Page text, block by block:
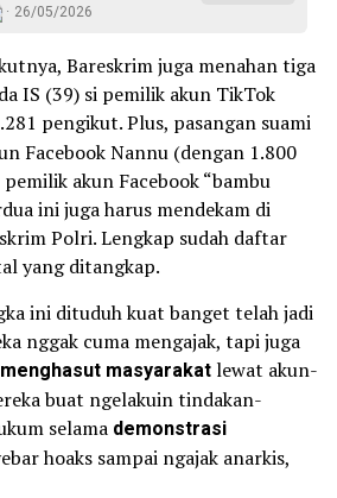
26/05/2026
Bareskrim juga menahan tiga
IS (39) si pemilik akun TikTok
pengikut. Plus, pasangan suami
Facebook Nannu (dengan 1.800
akun Facebook “bambu
ini juga harus mendekam di
Polri. Lengkap sudah daftar
yang ditangkap.
ini dituduh kuat banget telah jadi
nggak cuma mengajak, tapi juga
masyarakatlewat akun-
buat ngelakuin tindakan-
selama demonstrasi
hoaks sampai ngajak anarkis,